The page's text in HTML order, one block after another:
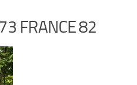
FRANCE 82